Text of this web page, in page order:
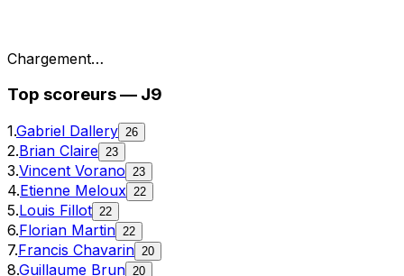
Chargement…
Top scoreurs— J9
1.Gabriel Dallery 26
2.Brian Claire 23
3.Vincent Vorano 23
4.Etienne Meloux 22
5.Louis Fillot 22
6.Florian Martin 22
7.Francis Chavarin 20
8.Guillaume Brun 20